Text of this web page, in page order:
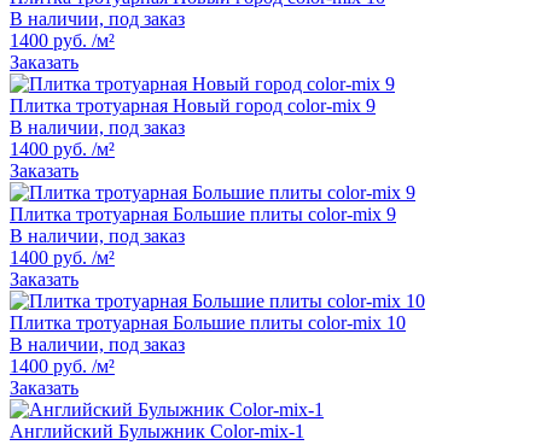
В наличии, под заказ
1400 руб. /м²
Заказать
Плитка тротуарная Новый город color-mix 9
В наличии, под заказ
1400 руб. /м²
Заказать
Плитка тротуарная Большие плиты color-mix 9
В наличии, под заказ
1400 руб. /м²
Заказать
Плитка тротуарная Большие плиты color-mix 10
В наличии, под заказ
1400 руб. /м²
Заказать
Английский Булыжник Color-mix-1